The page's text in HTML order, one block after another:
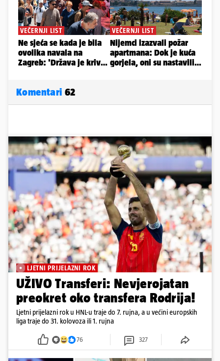
Komentari 62
LJETNI PRIJELAZNI ROK
UŽIVO Transferi: Nevjerojatan
preokret oko transfera Rodrija!
Ljetni prijelazni rok u HNL-u traje do 7. rujna, a u većini europskih
liga traje do 31. kolovoza ili 1. rujna
76 327